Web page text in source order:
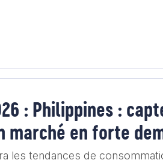
: Philippines :
marché en forte
les tendances de